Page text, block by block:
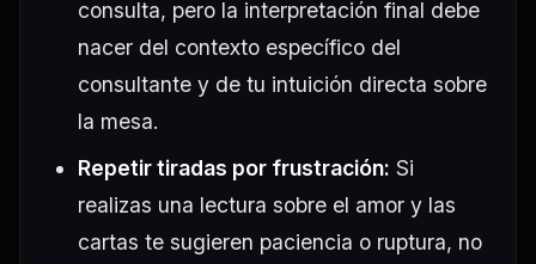
consulta, pero la interpretación final debe
nacer del contexto específico del
consultante y de tu intuición directa sobre
la mesa.
Repetir tiradas por frustración: Si
realizas una lectura sobre el amor y las
cartas te sugieren paciencia o ruptura, no